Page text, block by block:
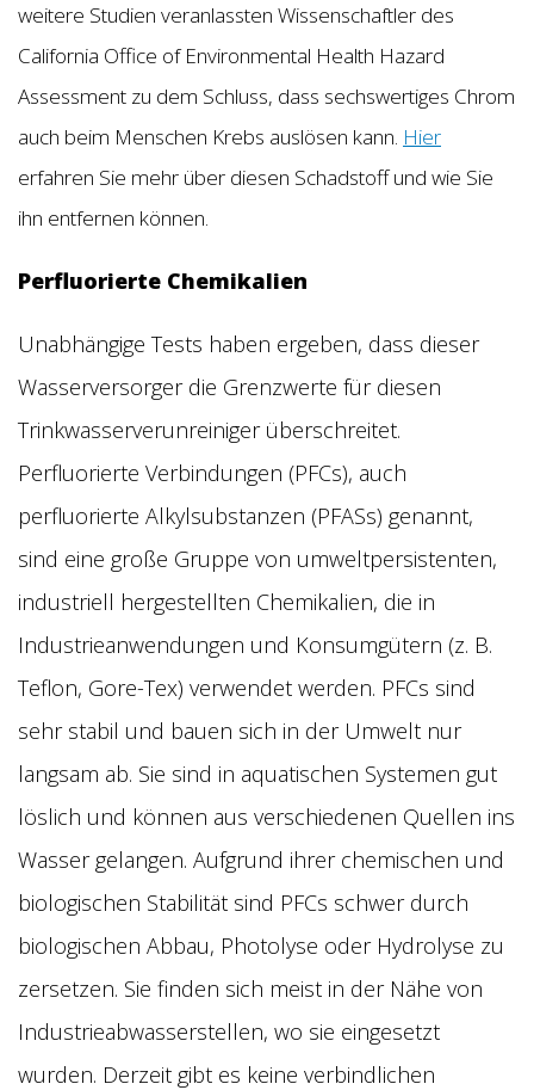
weitere Studien veranlassten Wissenschaftler des
California Office of Environmental Health Hazard
Assessment zu dem Schluss, dass sechswertiges Chrom
auch beim Menschen Krebs auslösen kann. Hier
erfahren Sie mehr über diesen Schadstoff und wie Sie
ihn entfernen können.
Perfluorierte Chemikalien
Unabhängige Tests haben ergeben, dass dieser
Wasserversorger die Grenzwerte für diesen
Trinkwasserverunreiniger überschreitet.
Perfluorierte Verbindungen (PFCs), auch
perfluorierte Alkylsubstanzen (PFASs) genannt,
sind eine große Gruppe von umweltpersistenten,
industriell hergestellten Chemikalien, die in
Industrieanwendungen und Konsumgütern (z. B.
Teflon, Gore-Tex) verwendet werden. PFCs sind
sehr stabil und bauen sich in der Umwelt nur
langsam ab. Sie sind in aquatischen Systemen gut
löslich und können aus verschiedenen Quellen ins
Wasser gelangen. Aufgrund ihrer chemischen und
biologischen Stabilität sind PFCs schwer durch
biologischen Abbau, Photolyse oder Hydrolyse zu
zersetzen. Sie finden sich meist in der Nähe von
Industrieabwasserstellen, wo sie eingesetzt
wurden. Derzeit gibt es keine verbindlichen